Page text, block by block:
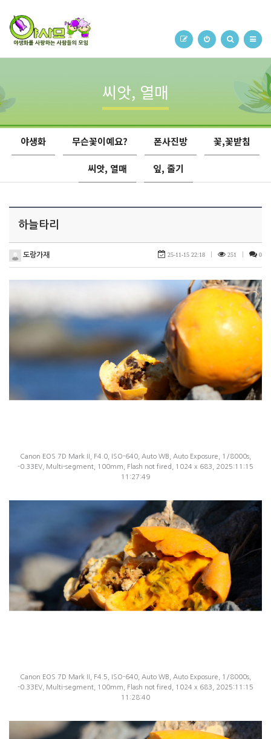
씨앗, 열매
야생화 무슨꽃이예요? 폰사진방 꽃,꽃받침
씨앗, 열매 잎, 줄기
하늘타리
도랑가재 25-11-15 22:18 251 0
Canon EOS 7D Mark II, F4.0, ISO-640, Auto WB, Auto Exposure, 1/8000s,
-0.33EV, Multi-segment, 100mm, Flash not fired, 1024 x 683, 2025:11:15
11:27:49
Canon EOS 7D Mark II, F4.5, ISO-640, Auto WB, Auto Exposure, 1/8000s,
-0.33EV, Multi-segment, 100mm, Flash not fired, 1024 x 683, 2025:11:15
11:28:40